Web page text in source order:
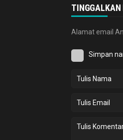
Alamat email
Simpan